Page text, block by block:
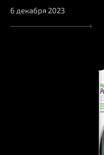
6 декабря 2023